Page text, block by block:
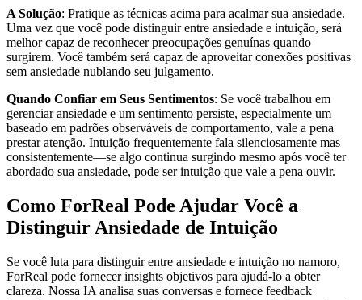
A Solução: Pratique as técnicas acima para acalmar sua ansiedade.
Uma vez que você pode distinguir entre ansiedade e intuição, será
melhor capaz de reconhecer preocupações genuínas quando
surgirem. Você também será capaz de aproveitar conexões positivas
sem ansiedade nublando seu julgamento.
Quando Confiar em Seus Sentimentos: Se você trabalhou em
gerenciar ansiedade e um sentimento persiste, especialmente um
baseado em padrões observáveis de comportamento, vale a pena
prestar atenção. Intuição frequentemente fala silenciosamente mas
consistentemente—se algo continua surgindo mesmo após você ter
abordado sua ansiedade, pode ser intuição que vale a pena ouvir.
Como ForReal Pode Ajudar Você a
Distinguir Ansiedade de Intuição
Se você luta para distinguir entre ansiedade e intuição no namoro,
ForReal pode fornecer insights objetivos para ajudá-lo a obter
clareza. Nossa IA analisa suas conversas e fornece feedback